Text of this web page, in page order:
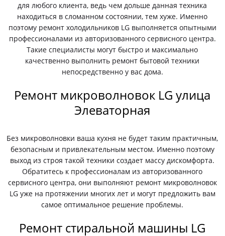
для любого клиента, ведь чем дольше данная техника
находиться в сломанном состоянии, тем хуже. Именно
поэтому ремонт холодильников LG выполняется опытными
профессионалами из авторизованного сервисного центра.
Такие специалисты могут быстро и максимально
качественно выполнить ремонт бытовой техники
непосредственно у вас дома.
Ремонт микроволновок LG улица
Элеваторная
Без микроволновки ваша кухня не будет таким практичным,
безопасным и привлекательным местом. Именно поэтому
выход из строя такой техники создает массу дискомфорта.
Обратитесь к профессионалам из авторизованного
сервисного центра, они выполняют ремонт микроволновок
LG уже на протяжении многих лет и могут предложить вам
самое оптимальное решение проблемы.
Ремонт стиральной машины LG